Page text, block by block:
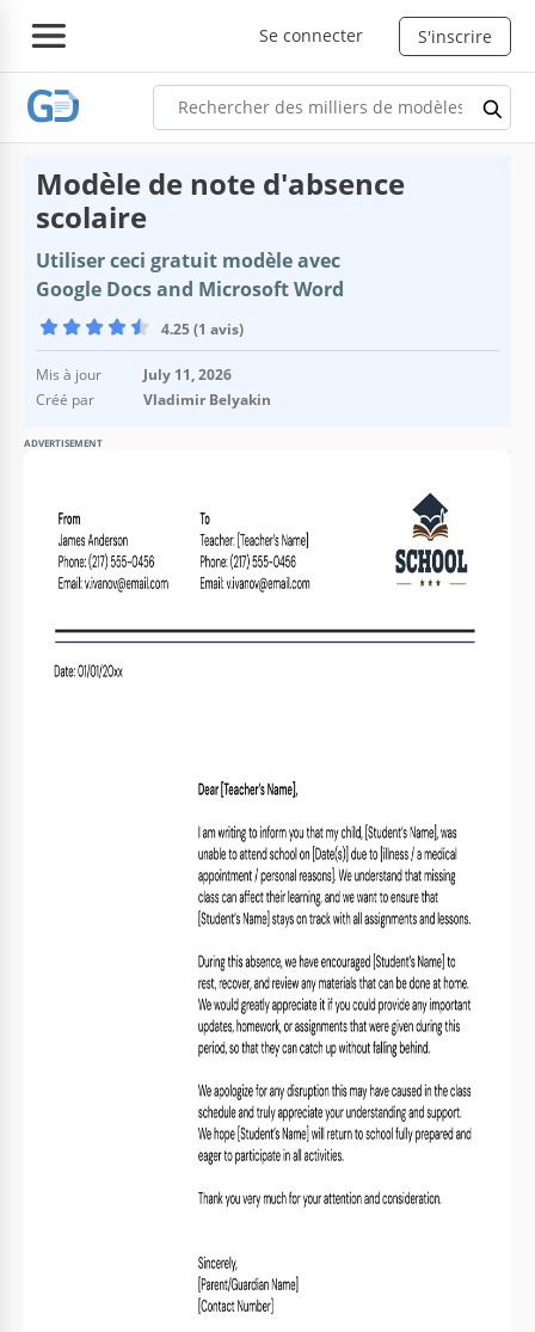
Se connecter S'inscrire
Modèle de note d'absence
scolaire
Utiliser ceci gratuit modèle avec
Google Docs and Microsoft Word
4.25 (1 avis)
Mis à jour
July 11, 2026
Créé par
Vladimir Belyakin
ADVERTISEMENT